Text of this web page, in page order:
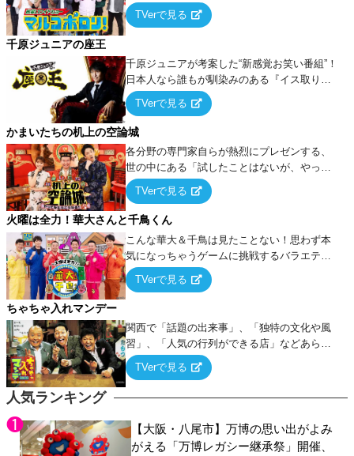
人気ランキング
【大阪・八尾市】万博の思い出がよみ
がえる「万博レガシー継承祭」開催、
出でて、新たなオモシロ人間を発掘する！
TVerで見る
千原ジュニアの座王
千原ジュニアが考案した“新感覚お笑い番組”！
日本人なら誰もが馴染みのある『イス取りゲ
ーム』をベースに、大喜利・ギャグ・モノボ
ケ・歌…など様々なお題で芸人がショートネ
タを競い合う！
TVerで見る
かまいたちの机上の空論城
各分野の専門家自らが熱烈にプレゼンする、
世の中にある「試したことはないが、やって
みたらこうなる！…ハズ」という“机上の空
論”に若手芸人らがカラダを張って挑む！
TVerで見る
火曜は全力！華大さんと千鳥くん
こんな華大＆千鳥は見たことない！思わず本
気になっちゃうゲームに挑戦するバラエティ
ー！
TVerで見る
ちゃちゃ入れマンデー
関西で「話題の出来事」、「独特の文化や風
習」、「人気の行列ができる店」などあらゆ
るテーマについて好き放題にちゃちゃを入れ
ていく関西色を前面に押し出したトークバラ
TVerで見る